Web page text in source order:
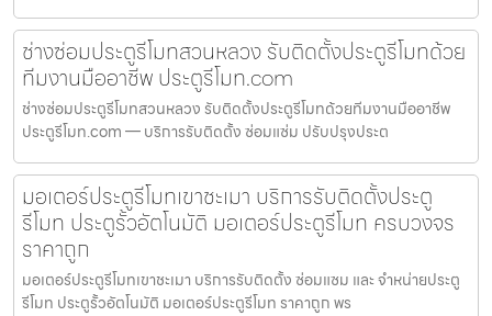
ช่างซ่อมประตูรีโมทสวนหลวง รับติดตั้งประตูรีโมทด้วย
ทีมงานมืออาชีพ ประตูรีโมท.com
ช่างซ่อมประตูรีโมทสวนหลวง รับติดตั้งประตูรีโมทด้วยทีมงานมืออาชีพ
ประตูรีโมท.com — บริการรับติดตั้ง ซ่อมแซ่ม ปรับปรุงประต
มอเตอร์ประตูรีโมทเขาชะเมา บริการรับติดตั้งประตู
รีโมท ประตูรั้วอัตโนมัติ มอเตอร์ประตูรีโมท ครบวงจร
ราคาถูก
มอเตอร์ประตูรีโมทเขาชะเมา บริการรับติดตั้ง ซ่อมแซม และ จำหน่ายประตู
รีโมท ประตูรั้วอัตโนมัติ มอเตอร์ประตูรีโมท ราคาถูก พร